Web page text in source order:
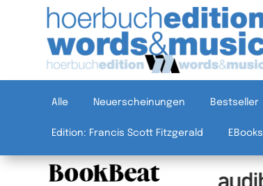
Alle Neuerscheinungen Bestseller
Edition: Francis Scott Fitzgerald EBooks